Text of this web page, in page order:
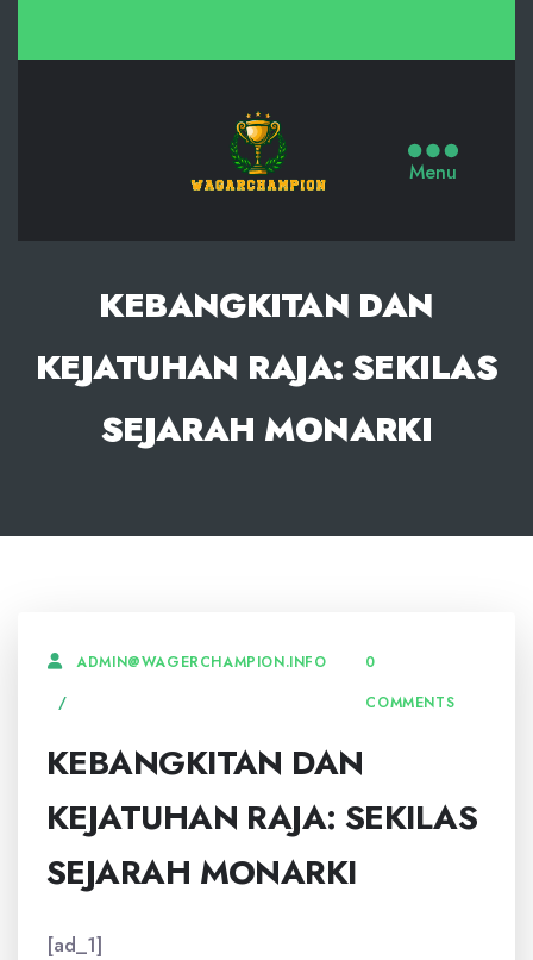
Mahjong
Gacor
Malam
dengan
Menu
KEBANGKITAN DAN
KEJATUHAN RAJA: SEKILAS
SEJARAH MONARKI
ADMIN@WAGERCHAMPION.INFO
0
COMMENTS
KEBANGKITAN DAN
KEJATUHAN RAJA: SEKILAS
SEJARAH MONARKI
[ad_1]